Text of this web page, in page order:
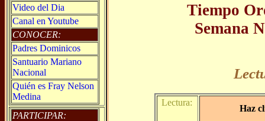
Video del Dia
Canal en Youtube
CONOCER:
Padres Dominicos
Santuario Mariano
Nacional
Quién es Fray Nelson
Medina
PARTICIPAR:
Tiempo
Semana
Lectura:
Haz